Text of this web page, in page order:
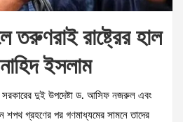
রাষ্ট্রের হাল
ইসলাম
সরকারের দুই উপদেষ্টা ড. আসিফ নজরুল এবং
শপথ গ্রহণের পর গণমাধ্যমের সামনে তাদের